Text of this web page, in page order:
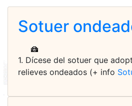
Sotuer
1. Dícese del sotuer que
relieves ondeados (+ info